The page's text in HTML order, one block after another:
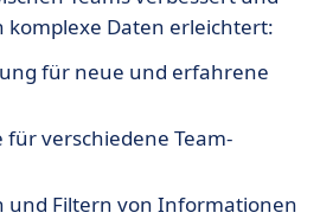
komplexe Daten erleichtert:
für neue und erfahrene
verschiedene Team-
und Filtern von Informationen